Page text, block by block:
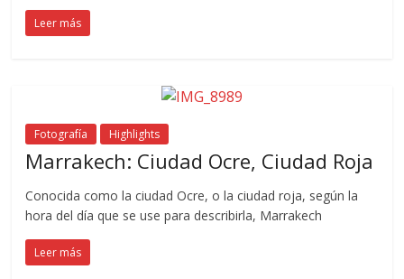
Leer más
Fotografía Highlights
Marrakech: Ciudad Ocre, Ciudad Roja
Conocida como la ciudad Ocre, o la ciudad roja, según la
hora del día que se use para describirla, Marrakech
Leer más